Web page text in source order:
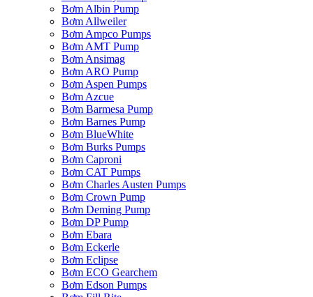
Bơm Albin Pump
Bơm Allweiler
Bơm Ampco Pumps
Bơm AMT Pump
Bơm Ansimag
Bơm ARO Pump
Bơm Aspen Pumps
Bơm Azcue
Bơm Barmesa Pump
Bơm Barnes Pump
Bơm BlueWhite
Bơm Burks Pumps
Bơm Caproni
Bơm CAT Pumps
Bơm Charles Austen Pumps
Bơm Crown Pump
Bơm Deming Pump
Bơm DP Pump
Bơm Ebara
Bơm Eckerle
Bơm Eclipse
Bơm ECO Gearchem
Bơm Edson Pumps